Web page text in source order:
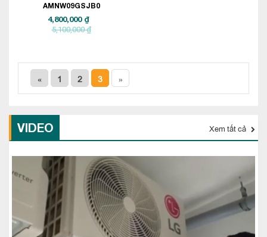
AMNW09GSJB0
4,800,000 ₫
5,100,000 ₫
« 1 2 3 »
VIDEO Xem tất cả